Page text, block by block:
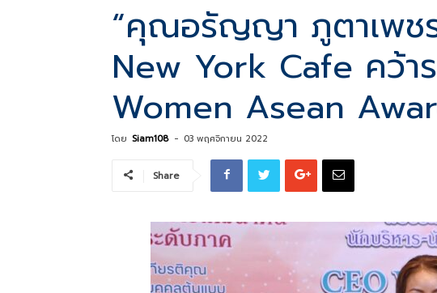
ทุก
เรื่อง
ราว
“คุณอรัญญา ภูตาเพชร
New York Cafe คว้า
Women Asean
โดย Siam108 - 03 พฤศจิกายน 2022
Share